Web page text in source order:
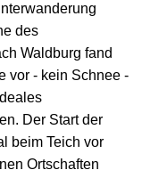
des
Waldburg fand
vor - kein Schnee -
Der Start der
beim Teich vor
Ortschaften